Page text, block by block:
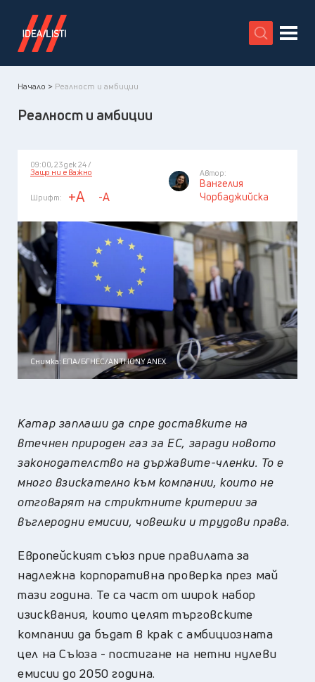
X
Начало > Реалност и амбиции
Реалност и амбиции
09:00, 23 дек 24 /
Защо ни е важно
Шрифт: +A -A
Автор:
Вангелия
Чорбаджийска
Снимка: ЕПА/БГНЕС/ANTHONY ANEX
Катар заплаши да спре доставките на
втечнен природен газ за ЕС, заради новото
законодателство на държавите-членки. То е
много взискателно към компании, които не
отговарят на стриктните критерии за
въглеродни емисии, човешки и трудови права.
Европейският съюз прие правилата за
надлежна корпоративна проверка през май
тази година. Те са част от широк набор
изисквания, които целят търговските
компании да бъдат в крак с амбициозната
цел на Съюза - постигане на нетни нулеви
емисии до 2050 година.